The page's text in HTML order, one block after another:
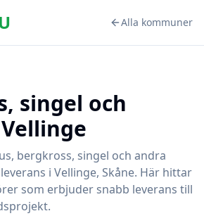
Alla kommuner
singel och
Vellinge
bergkross, singel och andra
i Vellinge, Skåne. Här hittar
som erbjuder snabb leverans till